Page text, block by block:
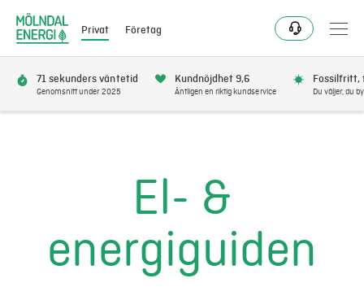
Privat Företag
Se avbrott
71 sekunders väntetid
Genomsnitt under 2025
Kundnöjdhet 9,6
Äntligen en riktig kundservice
Fossilfritt,
Du väljer, du
El- &
energiguiden